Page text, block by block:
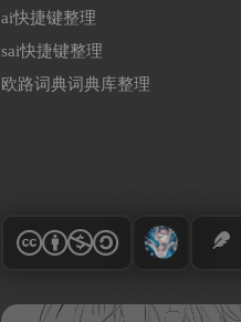
ai快捷键整理
sai快捷键整理
欧路词典词典库整理